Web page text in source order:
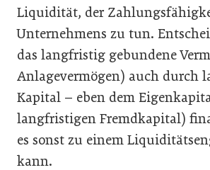
Liquidität, der
Unternehmens zu tun.
das langfristig gebundene
Anlagevermögen) auch durch
Kapital – eben dem
langfristigen Fremdkapital)
es sonst zu einem
kann.